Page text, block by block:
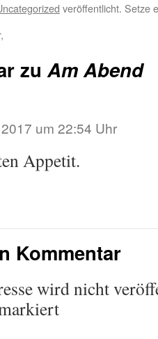
veröffentlicht. Setze
zuAm Abend
um 22:54 Uhr
Appetit.
Kommentar
wird nicht